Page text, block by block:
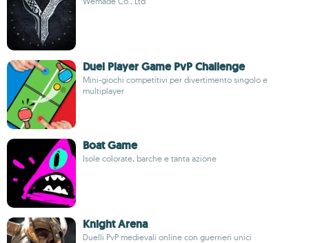
Duel Player Game PvP Challenge
Mini-giochi competitivi per divertimento singolo e
multiplayer
Boat Game
Isole colorate, barche e tanta azione
Knight Arena
Duelli PvP medievali online con guerrieri unici